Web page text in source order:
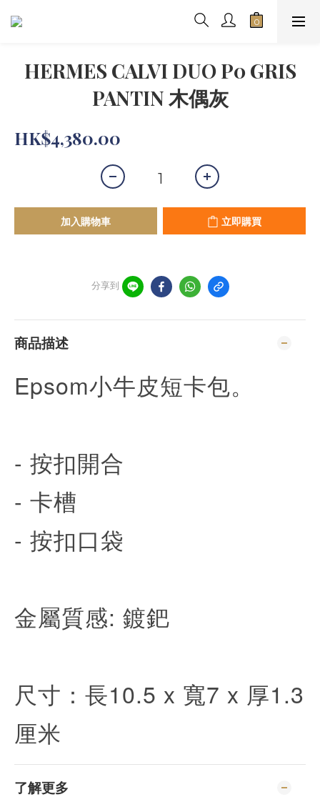
HERMES CALVI DUO P0 GRIS
PANTIN 木偶灰
HK$4,380.00
加入購物車 立即購買
分享到
商品描述
Epsom小牛皮短卡包。
- 按扣開合
- 卡槽
- 按扣口袋
金屬質感: 鍍鈀
尺寸：長10.5 x 寬7 x 厚1.3
厘米
了解更多